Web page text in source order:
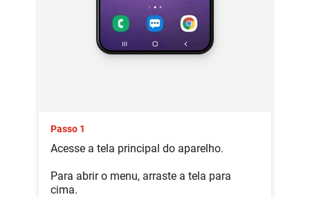
Passo 1
Acesse a tela principal do aparelho.
Para abrir o menu, arraste a tela para
cima.